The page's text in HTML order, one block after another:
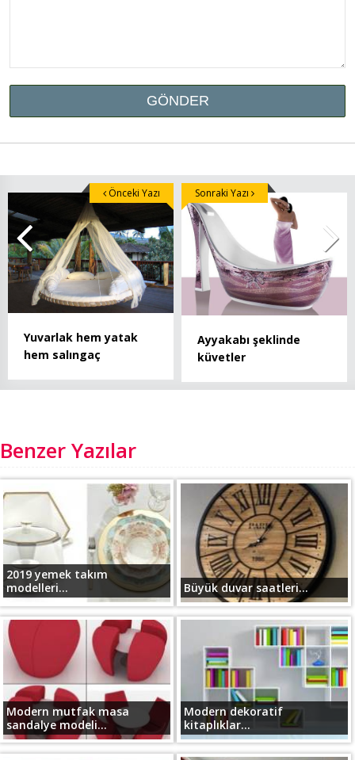
Yuvarlak hem yatak
hem salıngaç
Önceki Yazı
Ayyakabı şeklinde
küvetler
Sonraki Yazı
Benzer Yazılar
2019 yemek takım
modelleri...
Büyük duvar saatleri...
Modern mutfak masa
sandalye modeli...
Modern dekoratif
kitaplıklar...